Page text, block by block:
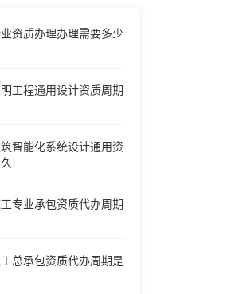
资质办理办理需要多少
工程通用设计资质周期
智能化系统设计通用资
专业承包资质代办周期
总承包资质代办周期是